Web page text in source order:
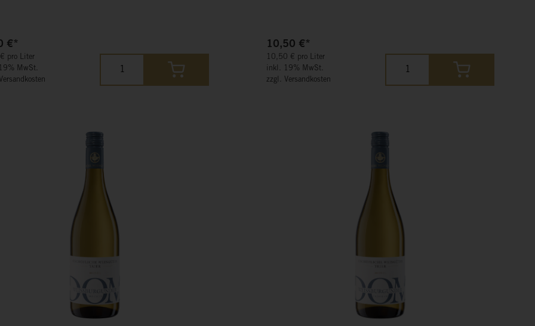
Note und macht unseren DOM Weißburgunder
aromatisch, finessenreich, elegant, balanciert.
€*
pro Liter
MwSt.
10,50 €*
10,50 € pro Liter
inkl. 19% MwSt.
zzgl. Versandkosten